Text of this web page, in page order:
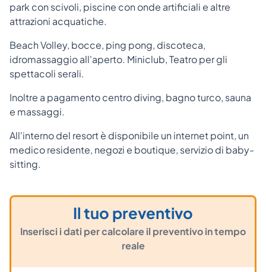
park con scivoli, piscine con onde artificiali e altre
attrazioni acquatiche.
Beach Volley, bocce, ping pong, discoteca,
idromassaggio all'aperto. Miniclub, Teatro per gli
spettacoli serali.
Inoltre a pagamento centro diving, bagno turco, sauna
e massaggi.
All'interno del resort è disponibile un internet point, un
medico residente, negozi e boutique, servizio di baby-
sitting.
Il tuo preventivo
Inserisci i dati per calcolare il preventivo in tempo
reale